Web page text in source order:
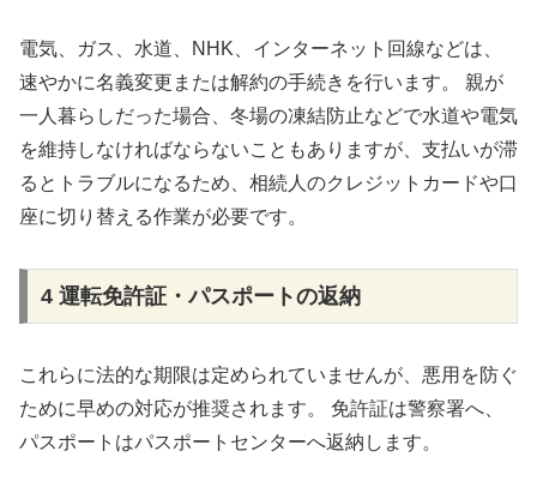
電気、ガス、水道、NHK、インターネット回線などは、
速やかに名義変更または解約の手続きを行います。 親が
一人暮らしだった場合、冬場の凍結防止などで水道や電気
を維持しなければならないこともありますが、支払いが滞
るとトラブルになるため、相続人のクレジットカードや口
座に切り替える作業が必要です。
4 運転免許証・パスポートの返納
これらに法的な期限は定められていませんが、悪用を防ぐ
ために早めの対応が推奨されます。 免許証は警察署へ、
パスポートはパスポートセンターへ返納します。